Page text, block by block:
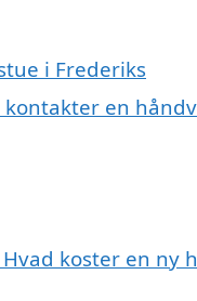
i Frederiks
en
koster en ny